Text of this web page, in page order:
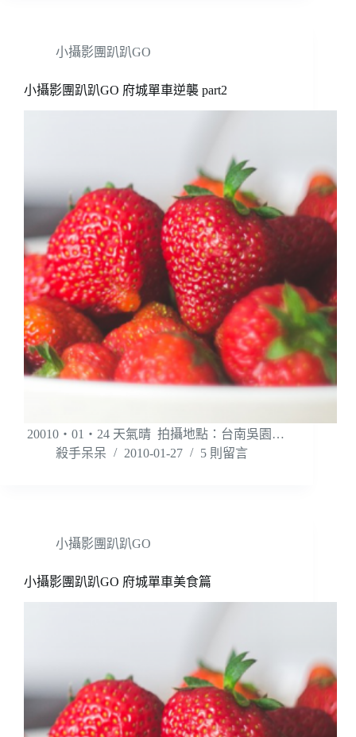
小攝影團趴趴GO
小攝影團趴趴GO 府城單車逆襲 part2
20010‧01‧24 天氣晴 拍攝地點：台南吳園…
殺手呆呆
2010-01-27 5 則留言
小攝影團趴趴GO
小攝影團趴趴GO 府城單車美食篇